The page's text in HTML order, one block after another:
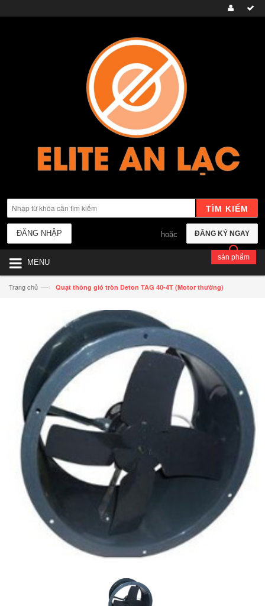
TÌM KIẾM
ĐĂNG KÝ NGAY
hoặc
ĐĂNG NHẬP
MENU
sản phẩm
Trang chủ —› Quạt thông gió tròn Deton TAG 40-4T (Motor thường)